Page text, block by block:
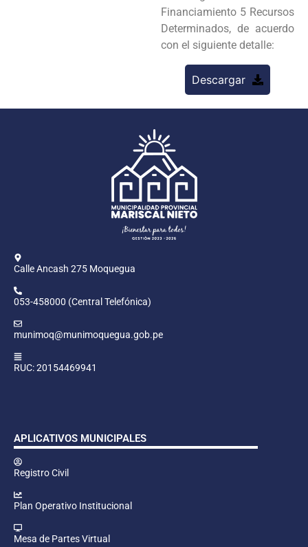
Financiamiento 5 Recursos
Determinados, de acuerdo
con el siguiente detalle:
Descargar
Calle Ancash 275 Moquegua
053-458000 (Central Telefónica)
munimoq@munimoquegua.gob.pe
RUC: 20154469941
APLICATIVOS MUNICIPALES
Registro Civil
Plan Operativo Institucional
Mesa de Partes Virtual